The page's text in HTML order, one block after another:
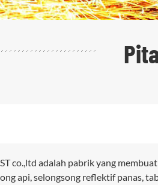
co.,ltd adalah pabrik yang
api, selongsong reflektif panas,